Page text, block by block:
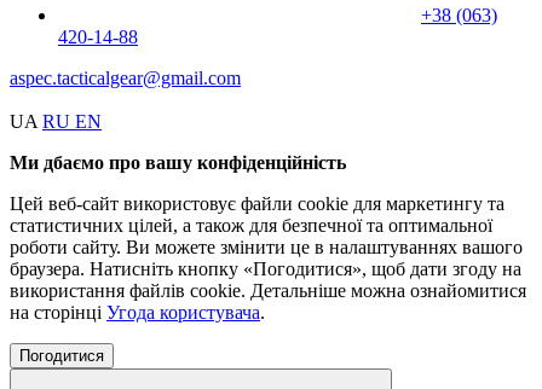
+38 (063)
420-14-88
aspec.tacticalgear@gmail.com
UA RU EN
Ми дбаємо про вашу конфіденційність
Цей веб-сайт використовує файли cookie для маркетингу та
статистичних цілей, а також для безпечної та оптимальної
роботи сайту. Ви можете змінити це в налаштуваннях вашого
браузера. Натисніть кнопку «Погодитися», щоб дати згоду на
використання файлів cookie. Детальніше можна ознайомитися
на сторінці Угода користувача.
Погодитися